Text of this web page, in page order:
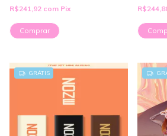
R$241,92 com Pix
Comprar
GRÁTIS